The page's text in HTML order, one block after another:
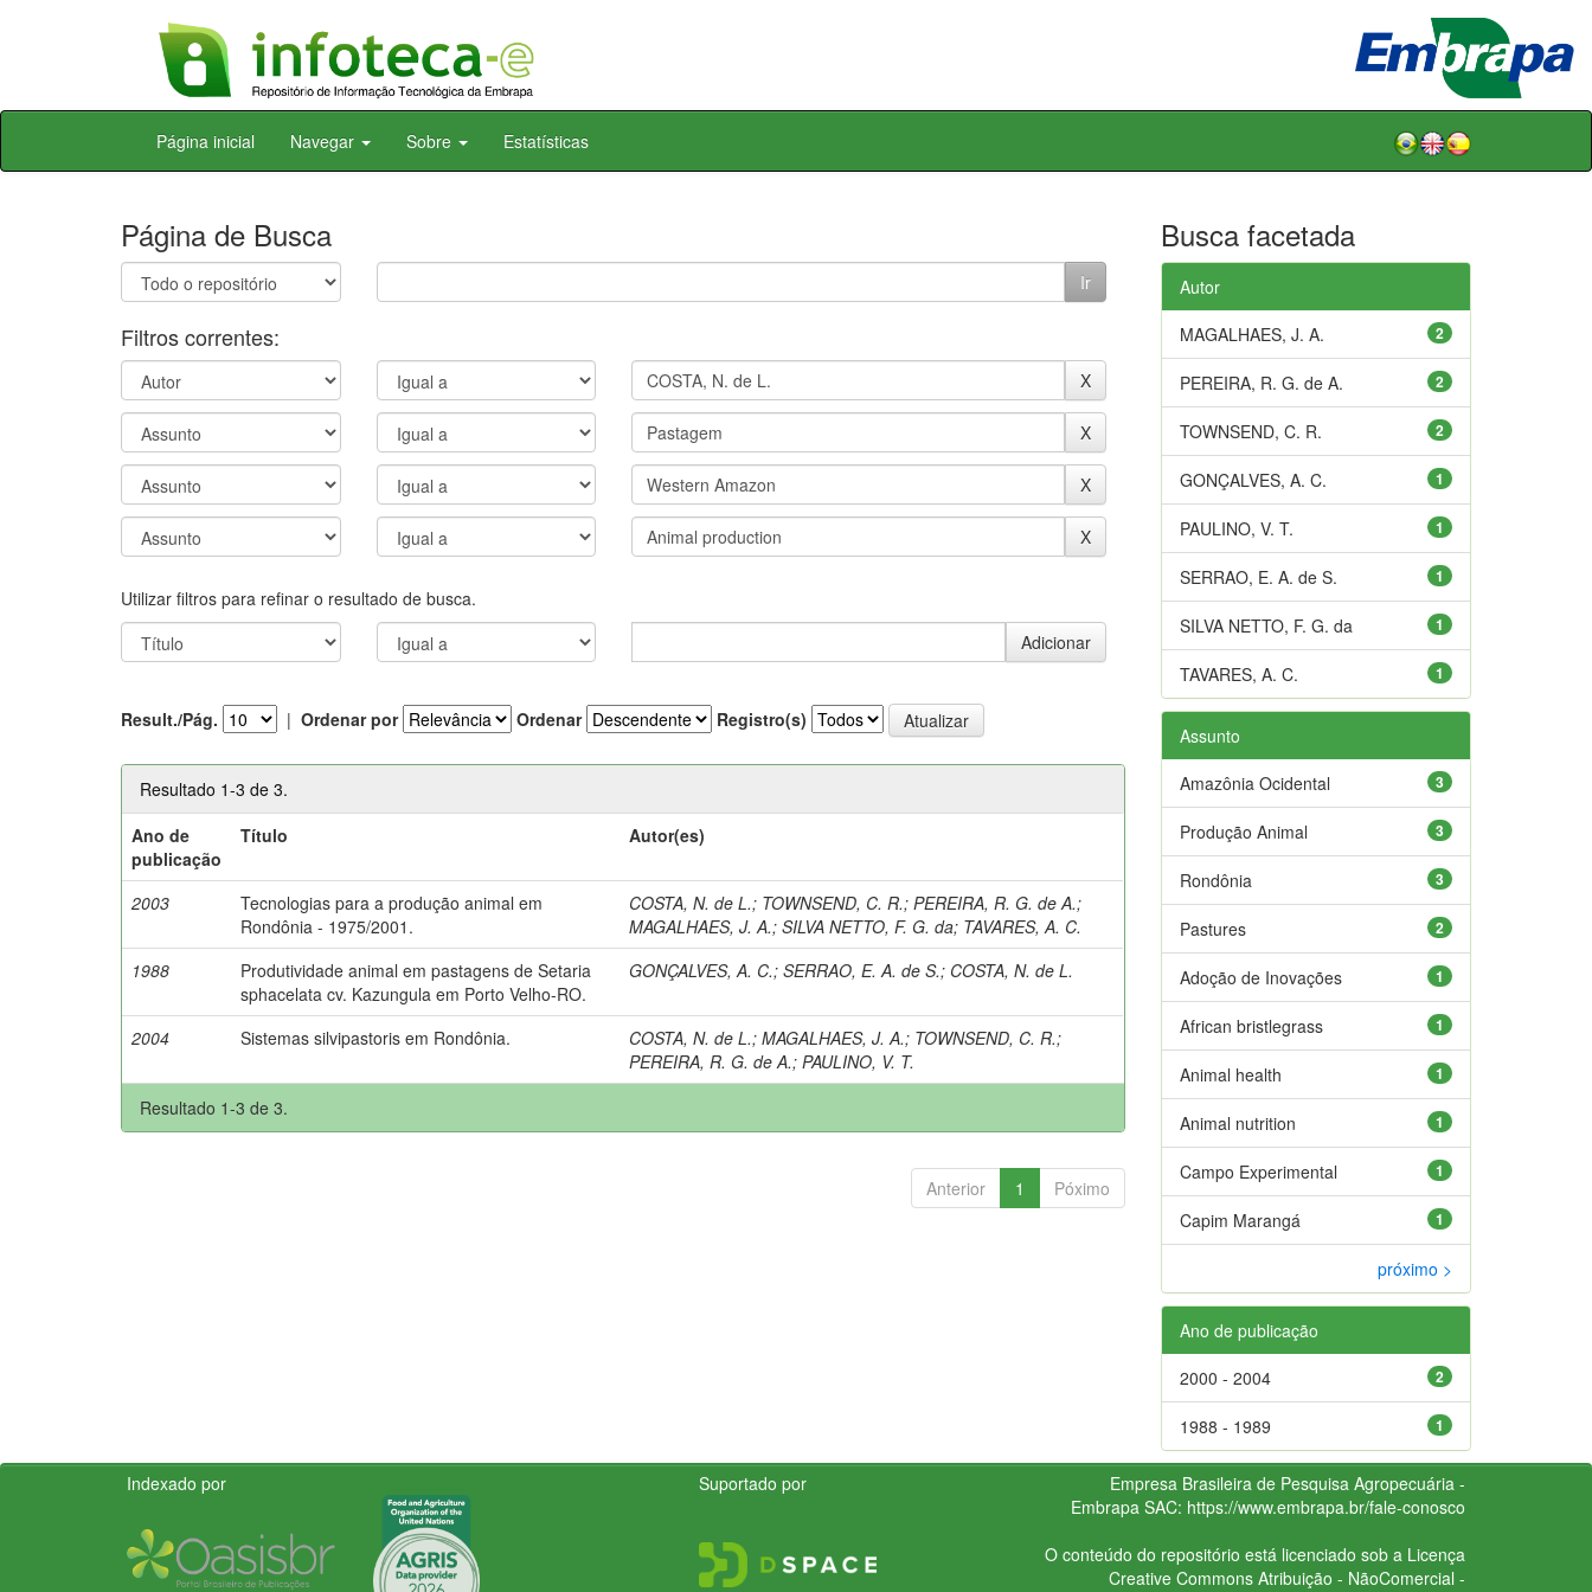
Skip
Página inicial Navegar Sobre Estatísticas
Página de Busca
Filtros correntes:
Utilizar filtros para refinar o resultado de busca.
Result./Pág. | Ordenar por Ordenar Registro(s)
Resultado 1-3 de 3.
Ano de
publicação
Título Autor(es)
2003
Tecnologias para a produção animal em
Rondônia - 1975/2001.
COSTA, N. de L.; TOWNSEND, C. R.;PEREIRA, R. G. de A.;
MAGALHAES, J. A.;SILVA NETTO, F. G. da; TAVARES, A. C.
1988
Produtividade animal em pastagens de Setaria
sphacelata cv. Kazungula em Porto Velho-RO.
GONÇALVES, A. C.;SERRAO, E. A. de S.; COSTA, N. de L.
2004 Sistemas silvipastoris em Rondônia. COSTA, N. de L.;MAGALHAES, J. A.; TOWNSEND, C. R.;
PEREIRA, R. G. de A.;PAULINO, V. T.
Resultado 1-3 de 3.
Anterior 1 Póximo
Busca facetada
Autor
2
MAGALHAES, J. A.
2
PEREIRA, R. G. de A.
2
TOWNSEND, C. R.
1
GONÇALVES, A. C.
1
PAULINO, V. T.
1
SERRAO, E. A. de S.
1
SILVA NETTO, F. G. da
1
TAVARES, A. C.
Assunto
3
Amazônia Ocidental
3
Produção Animal
3
Rondônia
2
Pastures
1
Adoção de Inovações
1
African bristlegrass
1
Animal health
1
Animal nutrition
1
Campo Experimental
1
Capim Marangá
próximo >
Ano de publicação
2
2000 - 2004
1
1988 - 1989
Indexado por Suportado por
Empresa Brasileira de Pesquisa Agropecuária -
Embrapa SAC: https://www.embrapa.br/fale-conosco
O conteúdo do repositório está licenciado sob a Licença
Creative CommonsAtribuição - NãoComercial -